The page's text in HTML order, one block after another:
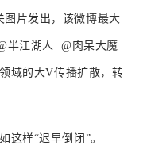
图片发出，该微博最大
半江湖人 @肉呆大魔
域的大V传播扩散，转
这样“迟早倒闭”。